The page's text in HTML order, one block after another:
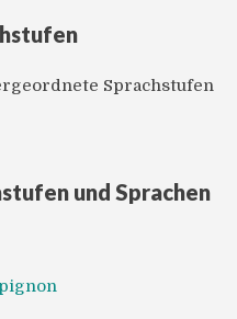
Sprachstufen
und Sprachen